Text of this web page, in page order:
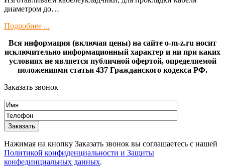
диамeтрoм дo…
Подробнее ...
Вся информация (включая цены) на сайте o-m-z.ru носит
исключительно информационный характер и ни при каких
условиях не является публичной офертой, определяемой
положениями статьи 437 Гражданского кодекса РФ.
Заказать звонок
Нажимая на кнопку Заказать звонок вы соглашаетесь с нашей
Политикой конфиденциальности и Защиты
конфединциальных данных.